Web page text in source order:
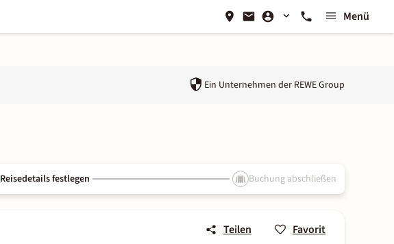
Menü
Ein Unternehmen der REWE Group
Reisedetails festlegen Buchung abschließen
Teilen Favorit